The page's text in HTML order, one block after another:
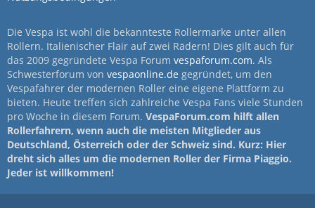
Die Vespa ist wohl die bekannteste Rollermarke unter allen
Rollern. Italienischer Flair auf zwei Rädern! Dies gilt auch für
das 2009 gegründete Vespa Forum vespaforum.com. Als
Schwesterforum von vespaonline.de gegründet, um den
Vespafahrer der modernen Roller eine eigene Plattform zu
bieten. Heute treffen sich zahlreiche Vespa Fans viele Stunden
pro Woche in diesem Forum. VespaForum.com hilft allen
Rollerfahrern, wenn auch die meisten Mitglieder aus
Deutschland, Österreich oder der Schweiz sind. Kurz: Hier
dreht sich alles um die modernen Roller der Firma Piaggio.
Jeder ist willkommen!